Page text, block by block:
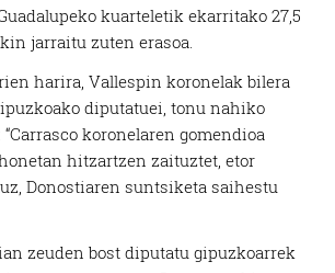
kuarteletik ekarritako 27,5
jarraitu zuten erasoa.
harira, Vallespin koronelak bilera
diputatuei, tonu nahiko
koronelaren gomendioa
hitzartzen zaituztet, etor
Donostiaren suntsiketa saihestu
zeuden bost diputatu gipuzkoarrek